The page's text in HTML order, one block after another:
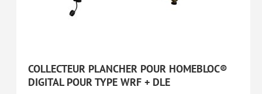
COLLECTEUR PLANCHER POUR HOMEBLOC®
DIGITAL POUR TYPE WRF + DLE